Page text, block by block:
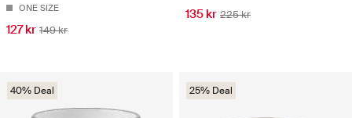
ONE SIZE
127 kr 149 kr
135 kr 225 kr
40% Deal 25% Deal